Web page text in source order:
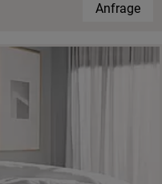
Anfrage